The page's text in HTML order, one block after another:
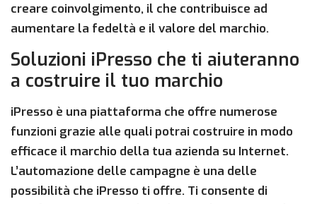
creare coinvolgimento, il che contribuisce ad
aumentare la fedeltà e il valore del marchio.
Soluzioni iPresso che ti aiuteranno
a costruire il tuo marchio
iPresso è una piattaforma che offre numerose
funzioni grazie alle quali potrai costruire in modo
efficace il marchio della tua azienda su Internet.
L’automazione delle campagne è una delle
possibilità che iPresso ti offre. Ti consente di